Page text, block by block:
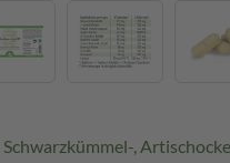
Schwarzkümmel-,